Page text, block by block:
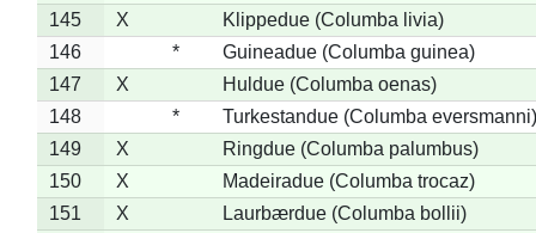
145
X
Klippedue (Columba livia)
146
*
Guineadue (Columba guinea)
147
X
Huldue (Columba oenas)
148
*
Turkestandue (Columba eversmanni)
149
X
Ringdue (Columba palumbus)
150
X
Madeiradue (Columba trocaz)
151
X
Laurbærdue (Columba bollii)